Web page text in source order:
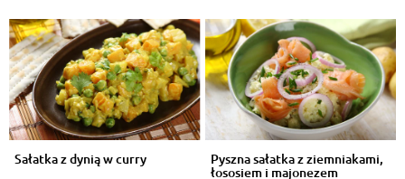
Sałatka z dynią w curry Pyszna sałatka z ziemniakami,
łososiem i majonezem